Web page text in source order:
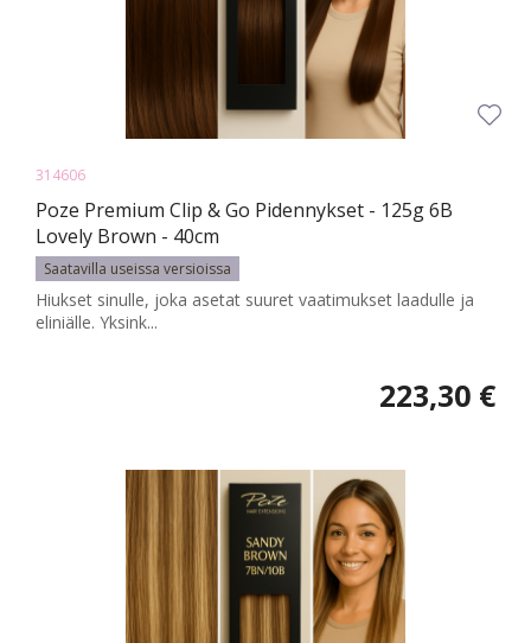
314606
Poze Premium Clip & Go Pidennykset - 125g 6B
Lovely Brown - 40cm
Saatavilla useissa versioissa
Hiukset sinulle, joka asetat suuret vaatimukset laadulle ja
eliniälle. Yksink...
223,30 €